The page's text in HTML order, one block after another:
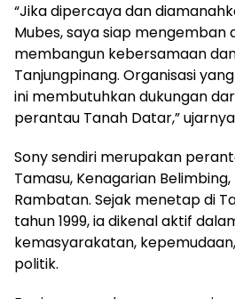
“Jika dipercaya dan
Mubes, saya siap mengemban
membangun kebersamaan
Tanjungpinang. Organisasi
ini membutuhkan dukungan
perantau Tanah Datar,”
Sony sendiri merupakan
Tamasu, Kenagarian
Rambatan. Sejak menetap di
tahun 1999, ia dikenal aktif
kemasyarakatan,
politik.